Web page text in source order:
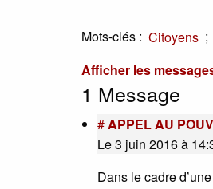
Mots-clés : Citoyens ;
Afficher les
1 Message
#APPEL AU
Le 3 juin 2016 à
Dans le cadre